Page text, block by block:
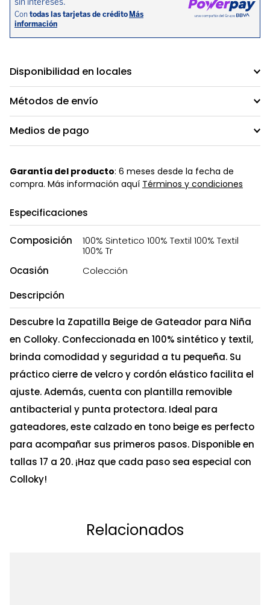
Disponibilidad en locales
Métodos de envío
Medios de pago
Garantía del producto: 6 meses desde la fecha de
compra. Más información aquí Términos y condiciones
Especificaciones
Composición
100% Sintetico 100% Textil 100% Textil
100% Tr
Ocasión
Colección
Descripción
Descubre la Zapatilla Beige de Gateador para Niña
en Colloky. Confeccionada en 100% sintético y textil,
brinda comodidad y seguridad a tu pequeña. Su
práctico cierre de velcro y cordón elástico facilita el
ajuste. Además, cuenta con plantilla removible
antibacterial y punta protectora. Ideal para
gateadores, este calzado en tono beige es perfecto
para acompañar sus primeros pasos. Disponible en
tallas 17 a 20. ¡Haz que cada paso sea especial con
Colloky!
Relacionados